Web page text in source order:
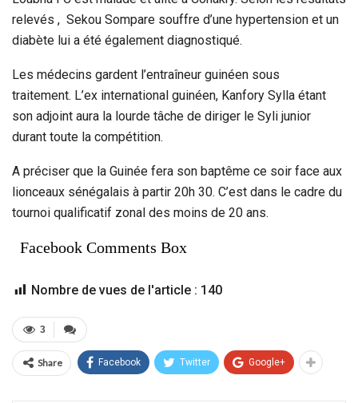
relevés , Sekou Sompare souffre d’une hypertension et un
diabète lui a été également diagnostiqué.
Les médecins gardent l’entraîneur guinéen sous
traitement. L’ex international guinéen, Kanfory Sylla étant
son adjoint aura la lourde tâche de diriger le Syli junior
durant toute la compétition.
A préciser que la Guinée fera son baptême ce soir face aux
lionceaux sénégalais à partir 20h 30. C’est dans le cadre du
tournoi qualificatif zonal des moins de 20 ans.
Facebook Comments Box
Nombre de vues de l'article : 140
3
Share Facebook Twitter Google+